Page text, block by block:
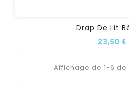
Drap De Lit
23,50 €
Affichage de 1-6